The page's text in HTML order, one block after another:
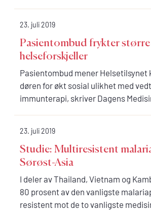
23. juli 2019
Pasientombud frykter større
helseforskjeller
Pasientombud mener Helsetilsynet
døren for økt sosial ulikhet med
immunterapi, skriver Dagens
23. juli 2019
Studie: Multiresistent
Sørøst-Asia
I deler av Thailand, Vietnam og
80 prosent av den vanligste
resistent mot de to vanligste